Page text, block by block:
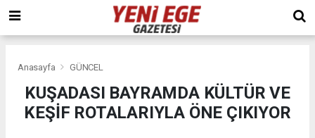
Anasayfa GÜNCEL
KUŞADASI BAYRAMDA KÜLTÜR VE
KEŞİF ROTALARIYLA ÖNE ÇIKIYOR